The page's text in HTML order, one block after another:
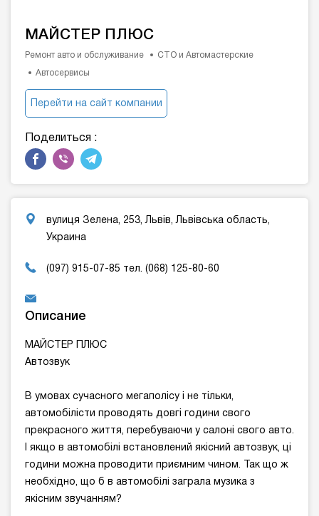
МАЙСТЕР ПЛЮС
Ремонт авто и обслуживание СТО и Автомастерские
Автосервисы
Перейти на сайт компании
Поделиться :
вулиця Зелена, 253, Львів, Львівська область,
Украина
(097) 915-07-85 тел. (068) 125-80-60
Описание
МАЙСТЕР ПЛЮС
Автозвук
В умовах сучасного мегаполісу і не тільки,
автомобілісти проводять довгі години свого
прекрасного життя, перебуваючи у салоні свого авто.
І якщо в автомобілі встановлений якісний автозвук, ці
години можна проводити приємним чином. Так що ж
необхідно, що б в автомобілі заграла музика з
якісним звучанням?